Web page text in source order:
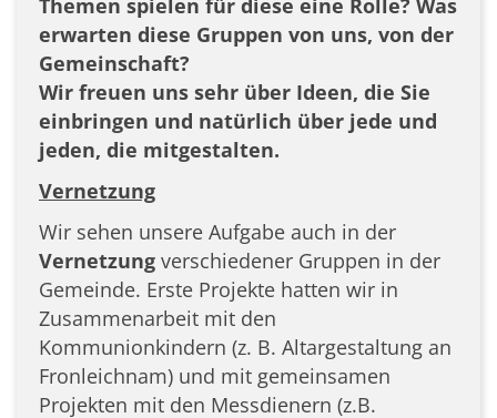
erwarten diese Gruppen von uns, von der
Gemeinschaft?
Wir freuen uns sehr über Ideen, die Sie
einbringen und natürlich über jede und
jeden, die mitgestalten.
Vernetzung
Wir sehen unsere Aufgabe auch in der
Vernetzung verschiedener Gruppen in der
Gemeinde. Erste Projekte hatten wir in
Zusammenarbeit mit den
Kommunionkindern (z. B. Altargestaltung an
Fronleichnam) und mit gemeinsamen
Projekten mit den Messdienern (z.B.